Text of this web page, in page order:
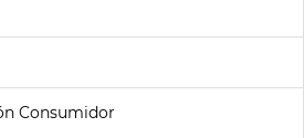
Consumidor